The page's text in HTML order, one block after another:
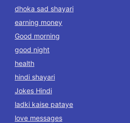
dhoka sad shayari
earning money
Good morning
good night
health
hindi shayari
Jokes Hindi
ladki kaise pataye
love messages